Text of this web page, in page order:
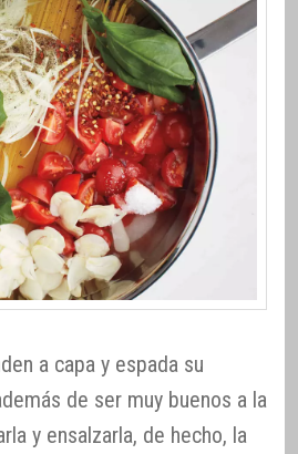
a capa y espada su
de ser muy buenos a la
y ensalzarla, de hecho, la